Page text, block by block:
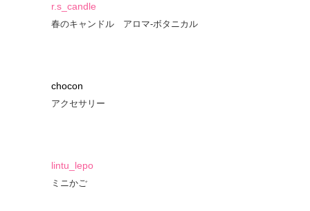
r.s_candle
春のキャンドル アロマ-ボタニカル
chocon
アクセサリー
lintu_lepo
ミニかご